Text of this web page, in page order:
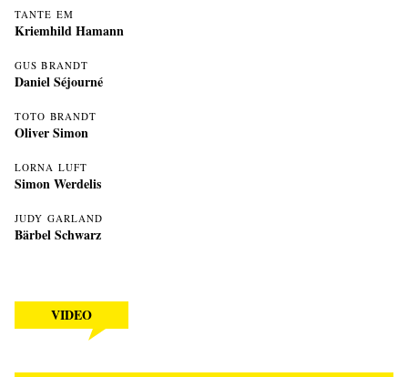
TANTE EM
Kriemhild Hamann
GUS BRANDT
Daniel Séjourné
TOTO BRANDT
Oliver Simon
LORNA LUFT
Simon Werdelis
JUDY GARLAND
Bärbel Schwarz
VIDEO